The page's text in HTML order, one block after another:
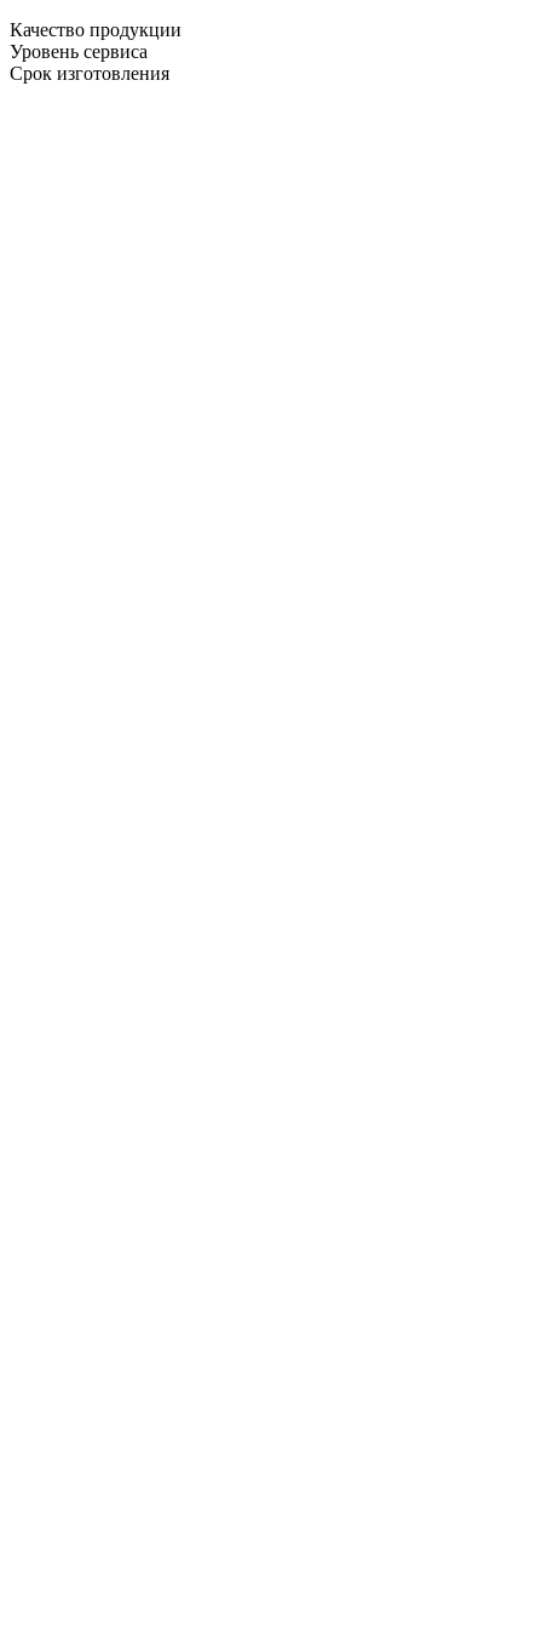
Качество продукции
Уровень сервиса
Срок изготовления